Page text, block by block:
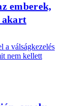
emberek,
akart
a válságkezelés
nem kellett